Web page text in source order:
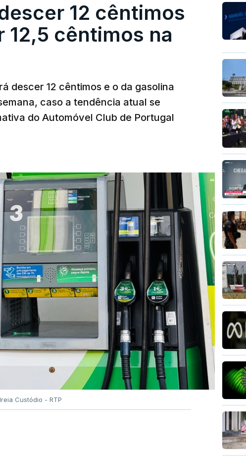
12 cêntimos
12,5 cêntimos na
descer 12 cêntimos e o da gasolina
caso a tendência atual se
do Automóvel Club de Portugal
Custódio - RTP